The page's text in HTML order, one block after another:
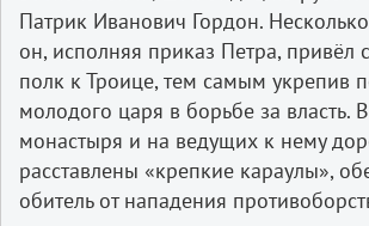
Патрик Иванович Гордон. Несколько
он, исполняя приказ Петра, привёл
полк к Троице, тем самым укрепив
молодого царя в борьбе за власть.
монастыря и на ведущих к нему
расставлены «крепкие караулы»,
обитель от нападения